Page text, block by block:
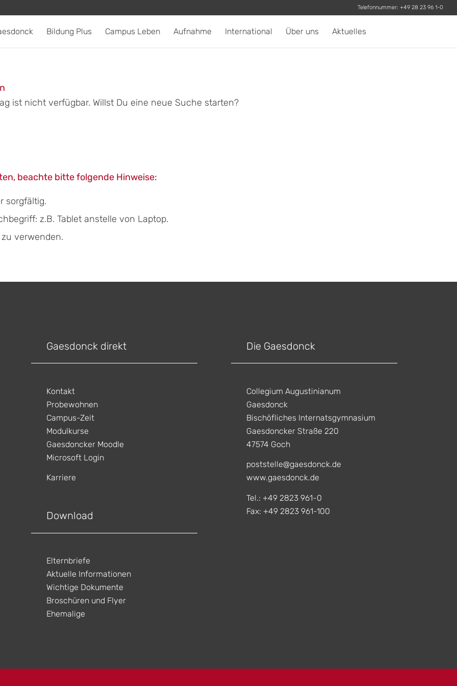
Telefonnummer:+49 28 23 96 1-0
Bildung Plus Campus Leben Aufnahme International Über uns Aktuelles
ist nicht verfügbar. Willst Du eine neue Suche starten?
beachte bitte folgende Hinweise:
sorgfältig.
z.B. Tablet anstelle von Laptop.
verwenden.
Gaesdonck direkt
Kontakt
Probewohnen
Campus-Zeit
Modulkurse
Gaesdoncker Moodle
Microsoft Login
Karriere
Download
Elternbriefe
Aktuelle Informationen
Wichtige Dokumente
Broschüren und Flyer
Ehemalige
Die Gaesdonck
Collegium Augustinianum
Gaesdonck
Bischöfliches Internatsgymnasium
Gaesdoncker Straße 220
47574 Goch
poststelle@gaesdonck.de
www.gaesdonck.de
Tel.: +49 2823 961-0
Fax: +49 2823 961-100